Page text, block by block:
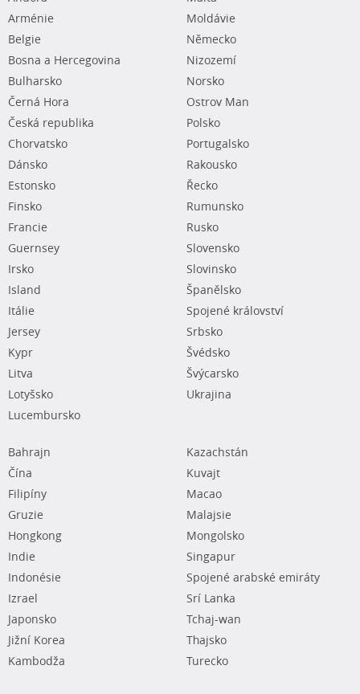
Arménie
Belgie
Bosna a Hercegovina
Bulharsko
Černá Hora
Česká republika
Chorvatsko
Dánsko
Estonsko
Finsko
Francie
Guernsey
Irsko
Island
Itálie
Jersey
Kypr
Litva
Lotyšsko
Lucembursko
Moldávie
Německo
Nizozemí
Norsko
Ostrov Man
Polsko
Portugalsko
Rakousko
Řecko
Rumunsko
Rusko
Slovensko
Slovinsko
Španělsko
Spojené království
Srbsko
Švédsko
Švýcarsko
Ukrajina
Bahrajn
Čína
Filipíny
Gruzie
Hongkong
Indie
Indonésie
Izrael
Japonsko
Jižní Korea
Kambodža
Kazachstán
Kuvajt
Macao
Malajsie
Mongolsko
Singapur
Spojené arabské emiráty
Srí Lanka
Tchaj-wan
Thajsko
Turecko